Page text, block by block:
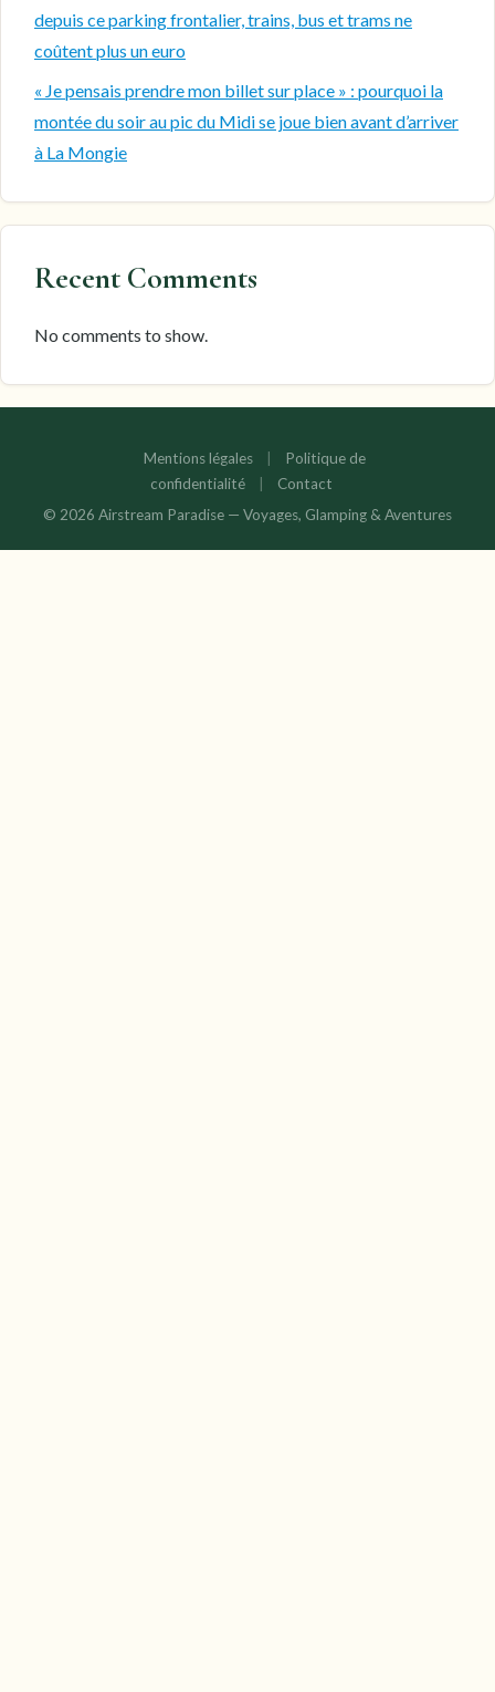
depuis ce parking frontalier, trains, bus et trams ne
coûtent plus un euro
« Je pensais prendre mon billet sur place » : pourquoi la
montée du soir au pic du Midi se joue bien avant d’arriver
à La Mongie
Recent Comments
No comments to show.
Mentions légales
Politique de
confidentialité
Contact
© 2026 Airstream Paradise — Voyages, Glamping & Aventures